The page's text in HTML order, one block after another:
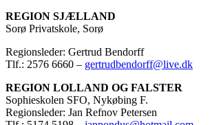
REGION SJÆLLAND
Sorø Privatskole, Sorø
Regionsleder: Gertrud Bendorff
Tlf.: 2576 6660 – gertrudbendorff@live.dk
REGION LOLLAND OG FALSTER
Sophieskolen SFO, Nykøbing F.
Regionsleder: Jan Refnov Petersen